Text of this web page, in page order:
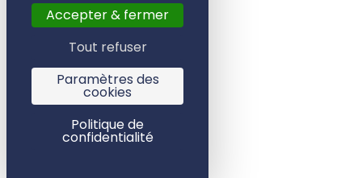
Accepter & fermer
Tout refuser
Paramètres des
cookies
Politique de
confidentialité